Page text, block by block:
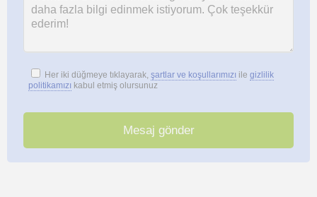
Her iki düğmeye tıklayarak, şartlar ve koşullarımızı ile gizlilik
politikamızı kabul etmiş olursunuz